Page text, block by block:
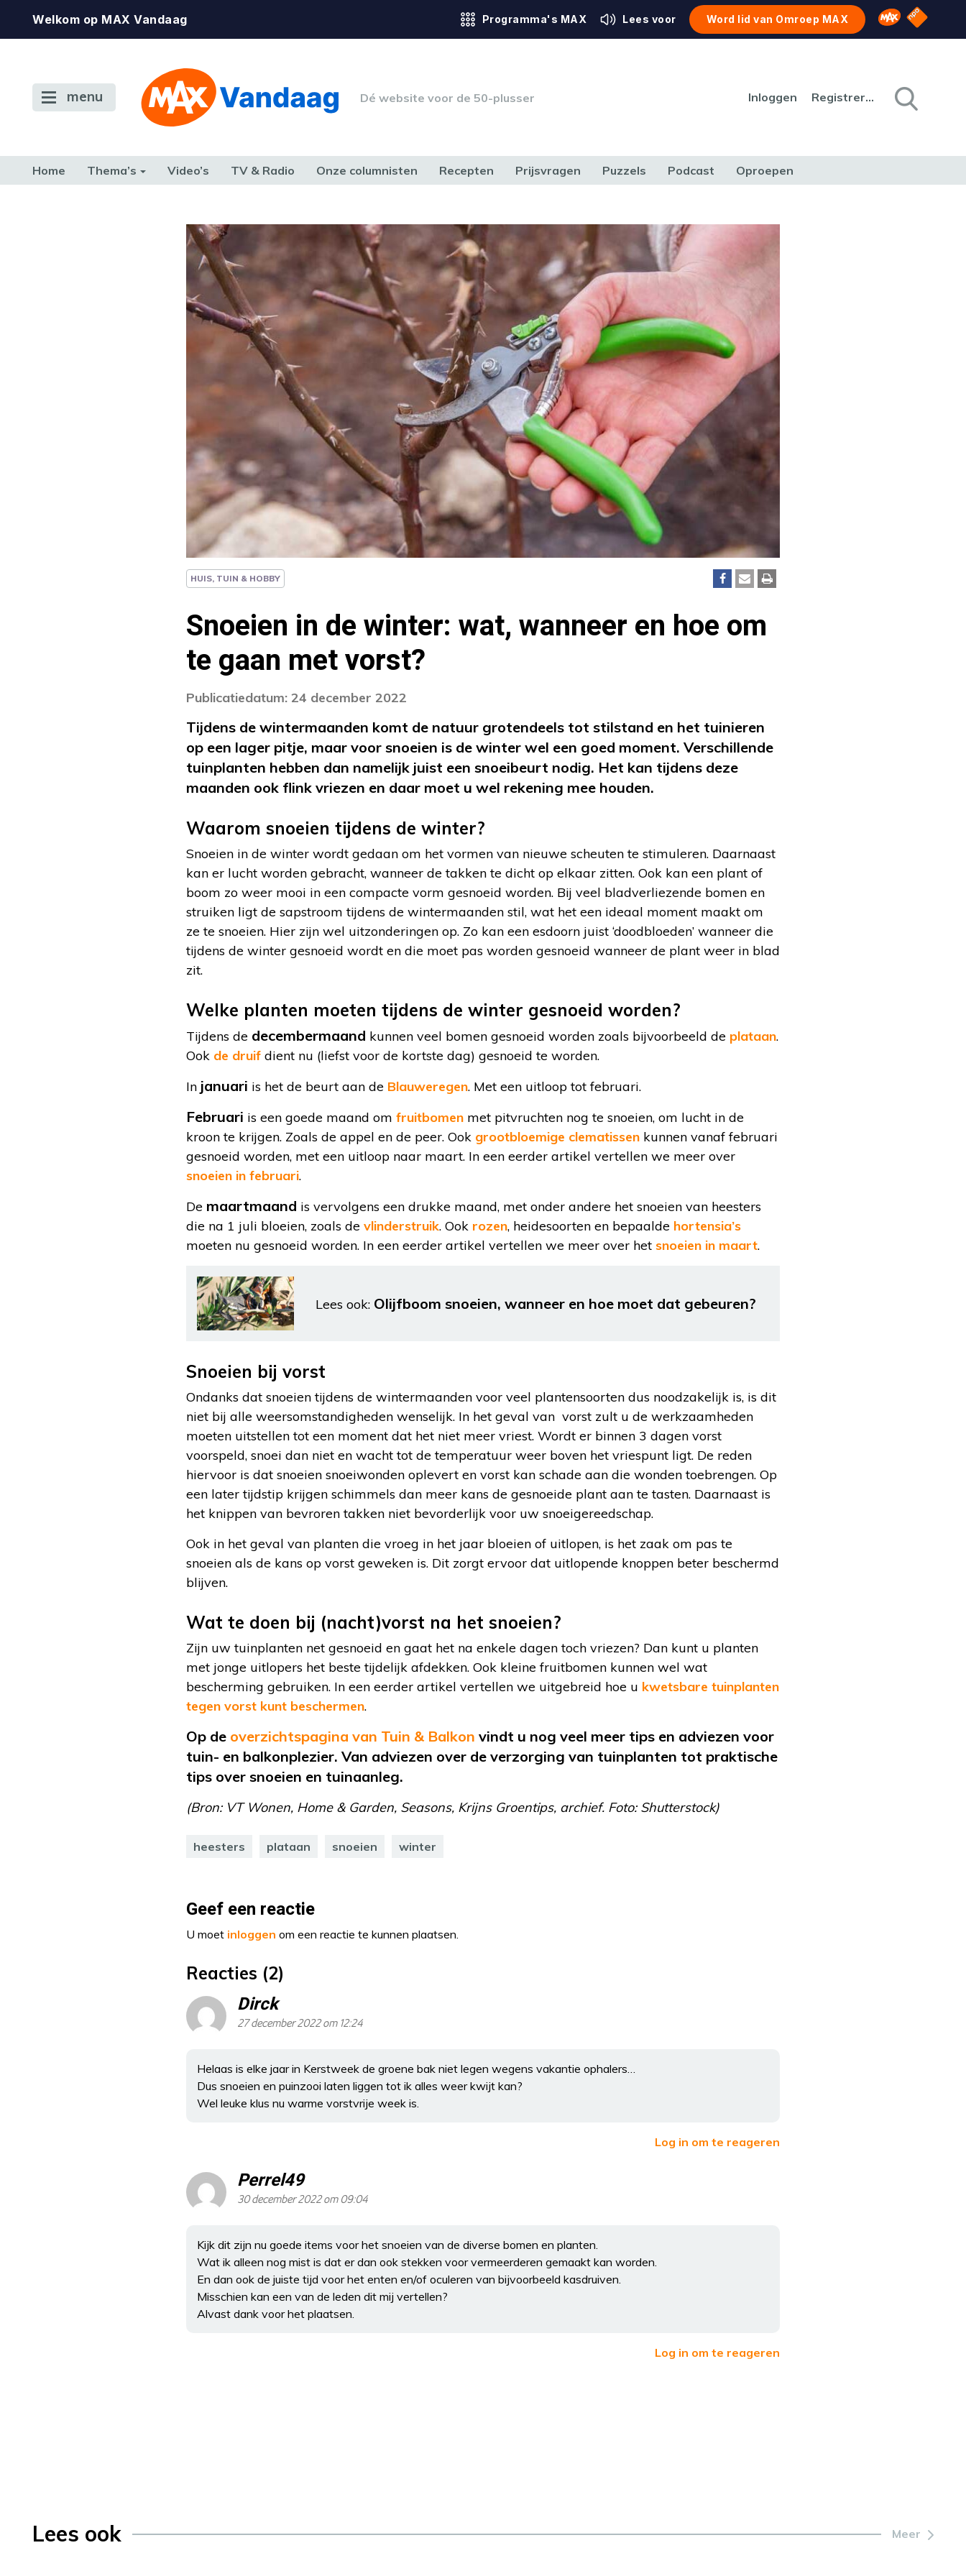
Welkom op MAX Vandaag Programma's MAX Lees voor Word lid van Omroep MAX Omroep MAX
NPO
menu Dé website voor de 50-plusser Inloggen Registreren
Home Thema’s Video’s TV & Radio Onze columnisten Recepten Prijsvragen Puzzels Podcast Oproepen
HUIS, TUIN & HOBBY
Snoeien in de winter: wat, wanneer en hoe om
te gaan met vorst?
Publicatiedatum: 24 december 2022
Tijdens de wintermaanden komt de natuur grotendeels tot stilstand en het tuinieren
op een lager pitje, maar voor snoeien is de winter wel een goed moment. Verschillende
tuinplanten hebben dan namelijk juist een snoeibeurt nodig. Het kan tijdens deze
maanden ook flink vriezen en daar moet u wel rekening mee houden.
Waarom snoeien tijdens de winter?
Snoeien in de winter wordt gedaan om het vormen van nieuwe scheuten te stimuleren. Daarnaast
kan er lucht worden gebracht, wanneer de takken te dicht op elkaar zitten. Ook kan een plant of
boom zo weer mooi in een compacte vorm gesnoeid worden. Bij veel bladverliezende bomen en
struiken ligt de sapstroom tijdens de wintermaanden stil, wat het een ideaal moment maakt om
ze te snoeien. Hier zijn wel uitzonderingen op. Zo kan een esdoorn juist ‘doodbloeden’ wanneer die
tijdens de winter gesnoeid wordt en die moet pas worden gesnoeid wanneer de plant weer in blad
zit.
Welke planten moeten tijdens de winter gesnoeid worden?
Tijdens de decembermaand kunnen veel bomen gesnoeid worden zoals bijvoorbeeld de plataan.
Ook de druif dient nu (liefst voor de kortste dag) gesnoeid te worden.
In januari is het de beurt aan de Blauweregen. Met een uitloop tot februari.
Februari is een goede maand om fruitbomen met pitvruchten nog te snoeien, om lucht in de
kroon te krijgen. Zoals de appel en de peer. Ook grootbloemige clematissen kunnen vanaf februari
gesnoeid worden, met een uitloop naar maart. In een eerder artikel vertellen we meer over
snoeien in februari.
De maartmaand is vervolgens een drukke maand, met onder andere het snoeien van heesters
die na 1 juli bloeien, zoals de vlinderstruik. Ook rozen, heidesoorten en bepaalde hortensia’s
moeten nu gesnoeid worden. In een eerder artikel vertellen we meer over het snoeien in maart.
Lees ook: Olijfboom snoeien, wanneer en hoe moet dat gebeuren?
Snoeien bij vorst
Ondanks dat snoeien tijdens de wintermaanden voor veel plantensoorten dus noodzakelijk is, is dit
niet bij alle weersomstandigheden wenselijk. In het geval van vorst zult u de werkzaamheden
moeten uitstellen tot een moment dat het niet meer vriest. Wordt er binnen 3 dagen vorst
voorspeld, snoei dan niet en wacht tot de temperatuur weer boven het vriespunt ligt. De reden
hiervoor is dat snoeien snoeiwonden oplevert en vorst kan schade aan die wonden toebrengen. Op
een later tijdstip krijgen schimmels dan meer kans de gesnoeide plant aan te tasten. Daarnaast is
het knippen van bevroren takken niet bevorderlijk voor uw snoeigereedschap.
Ook in het geval van planten die vroeg in het jaar bloeien of uitlopen, is het zaak om pas te
snoeien als de kans op vorst geweken is. Dit zorgt ervoor dat uitlopende knoppen beter beschermd
blijven.
Wat te doen bij (nacht)vorst na het snoeien?
Zijn uw tuinplanten net gesnoeid en gaat het na enkele dagen toch vriezen? Dan kunt u planten
met jonge uitlopers het beste tijdelijk afdekken. Ook kleine fruitbomen kunnen wel wat
bescherming gebruiken. In een eerder artikel vertellen we uitgebreid hoe u kwetsbare tuinplanten
tegen vorst kunt beschermen.
Op de overzichtspagina van Tuin & Balkon vindt u nog veel meer tips en adviezen voor
tuin- en balkonplezier. Van adviezen over de verzorging van tuinplanten tot praktische
tips over snoeien en tuinaanleg.
(Bron: VT Wonen, Home & Garden, Seasons, Krijns Groentips, archief. Foto: Shutterstock)
heesters plataan snoeien winter
Geef een reactie
U moet inloggen om een reactie te kunnen plaatsen.
Reacties (2)
Dirck
27 december 2022 om 12:24
Helaas is elke jaar in Kerstweek de groene bak niet legen wegens vakantie ophalers…
Dus snoeien en puinzooi laten liggen tot ik alles weer kwijt kan?
Wel leuke klus nu warme vorstvrije week is.
Log in om te reageren
Perrel49
30 december 2022 om 09:04
Kijk dit zijn nu goede items voor het snoeien van de diverse bomen en planten.
Wat ik alleen nog mist is dat er dan ook stekken voor vermeerderen gemaakt kan worden.
En dan ook de juiste tijd voor het enten en/of oculeren van bijvoorbeeld kasdruiven.
Misschien kan een van de leden dit mij vertellen?
Alvast dank voor het plaatsen.
Log in om te reageren
Lees ook Meer